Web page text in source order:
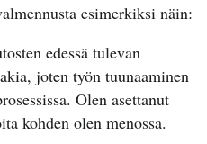
esimerkiksi näin:
edessä tulevan
joten työn tuunaaminen
Olen asettanut
kohden olen menossa.